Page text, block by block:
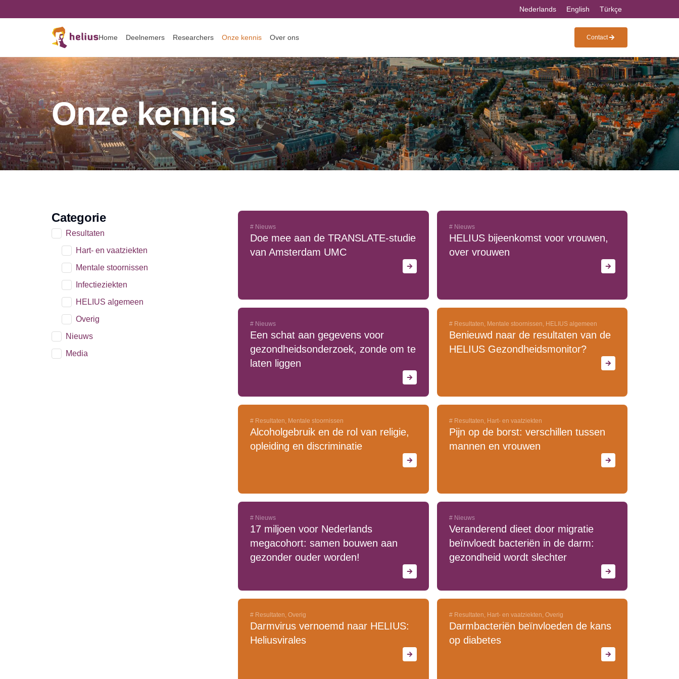
Nederlands English Türkçe
Home Deelnemers Researchers Onze kennis Over ons Contact
Onze kennis
Categorie
Resultaten
Hart- en vaatziekten
Mentale stoornissen
Infectieziekten
HELIUS algemeen
Overig
Nieuws
Media
# Nieuws
Doe mee aan de TRANSLATE-studie
van Amsterdam UMC
# Nieuws
HELIUS bijeenkomst voor vrouwen,
over vrouwen
# Nieuws
Een schat aan gegevens voor
gezondheidsonderzoek, zonde om te
laten liggen
# Resultaten, Mentale stoornissen, HELIUS algemeen
Benieuwd naar de resultaten van de
HELIUS Gezondheidsmonitor?
# Resultaten, Mentale stoornissen
Alcoholgebruik en de rol van religie,
opleiding en discriminatie
# Resultaten, Hart- en vaatziekten
Pijn op de borst: verschillen tussen
mannen en vrouwen
# Nieuws
17 miljoen voor Nederlands
megacohort: samen bouwen aan
gezonder ouder worden!
# Nieuws
Veranderend dieet door migratie
beïnvloedt bacteriën in de darm:
gezondheid wordt slechter
# Resultaten,Overig
Darmvirus vernoemd naar HELIUS:
Heliusvirales
# Resultaten, Hart- en vaatziekten, Overig
Darmbacteriën beïnvloeden de kans
op diabetes